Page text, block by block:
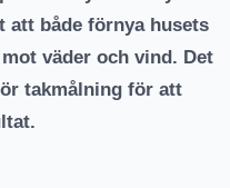
att både förnya husets
väder och vind. Det
takmålning för att